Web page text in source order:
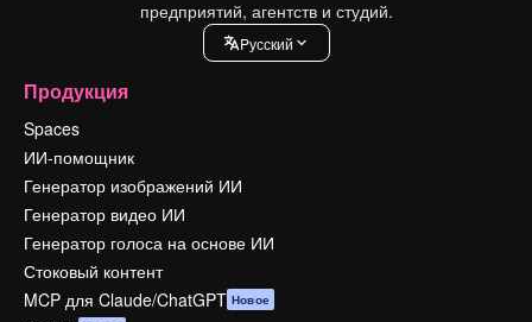
предприятий, агентств и студий.
Pусский
Продукция
Spaces
ИИ-помощник
Генератор изображений ИИ
Генератор видео ИИ
Генератор голоса на основе ИИ
Стоковый контент
MCP для Claude/ChatGPT Новое